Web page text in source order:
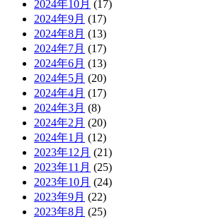
2024年10月 (17)
2024年9月 (17)
2024年8月 (13)
2024年7月 (17)
2024年6月 (13)
2024年5月 (20)
2024年4月 (17)
2024年3月 (8)
2024年2月 (20)
2024年1月 (12)
2023年12月 (21)
2023年11月 (25)
2023年10月 (24)
2023年9月 (22)
2023年8月 (25)